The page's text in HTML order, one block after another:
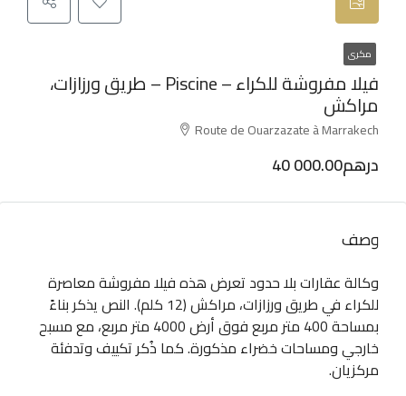
مكرى
فيلا مفروشة للكراء – Piscine – طريق ورزازات،
مراكش
Route de Ouarzazate à Marrakech
40 000.00درهم
وصف
وكالة عقارات بلا حدود تعرض هذه فيلا مفروشة معاصرة
للكراء في طريق ورزازات، مراكش (12 كلم). النص يذكر بناءً
بمساحة 400 متر مربع فوق أرض 4000 متر مربع، مع مسبح
خارجي ومساحات خضراء مذكورة. كما ذُكر تكييف وتدفئة
مركزيان.